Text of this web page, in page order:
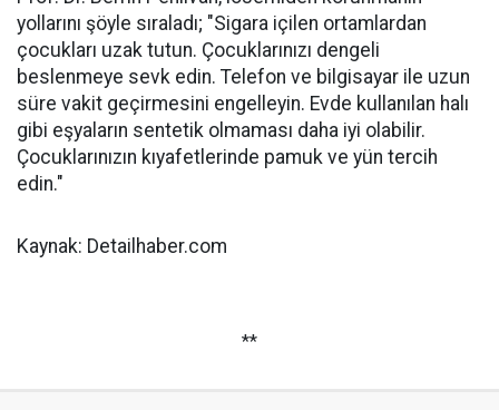
yollarını şöyle sıraladı; "Sigara içilen ortamlardan
çocukları uzak tutun. Çocuklarınızı dengeli
beslenmeye sevk edin. Telefon ve bilgisayar ile uzun
süre vakit geçirmesini engelleyin. Evde kullanılan halı
gibi eşyaların sentetik olmaması daha iyi olabilir.
Çocuklarınızın kıyafetlerinde pamuk ve yün tercih
edin."
Kaynak: Detailhaber.com
**